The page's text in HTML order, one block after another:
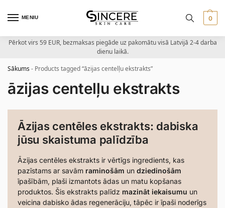
MENIU 0
Pērkot virs 59 EUR, bezmaksas piegāde uz pakomātu visā Latvijā 2-4 darba
dienu laikā.
Sākums- Products tagged “āzijas centelļu ekstrakts”
āzijas centelļu ekstrakts
Āzijas centēles ekstrakts: dabiska
jūsu skaistuma palīdzība
Āzijas centēles ekstrakts ir vērtīgs ingredients, kas
pazīstams ar savām raminošām un dziedinošām
īpašībām, plaši izmantots ādas un matu kopšanas
produktos. Šis ekstrakts palīdz mazināt iekaisumu un
veicina dabisko ādas regenerāciju, tāpēc ir īpaši noderīgs